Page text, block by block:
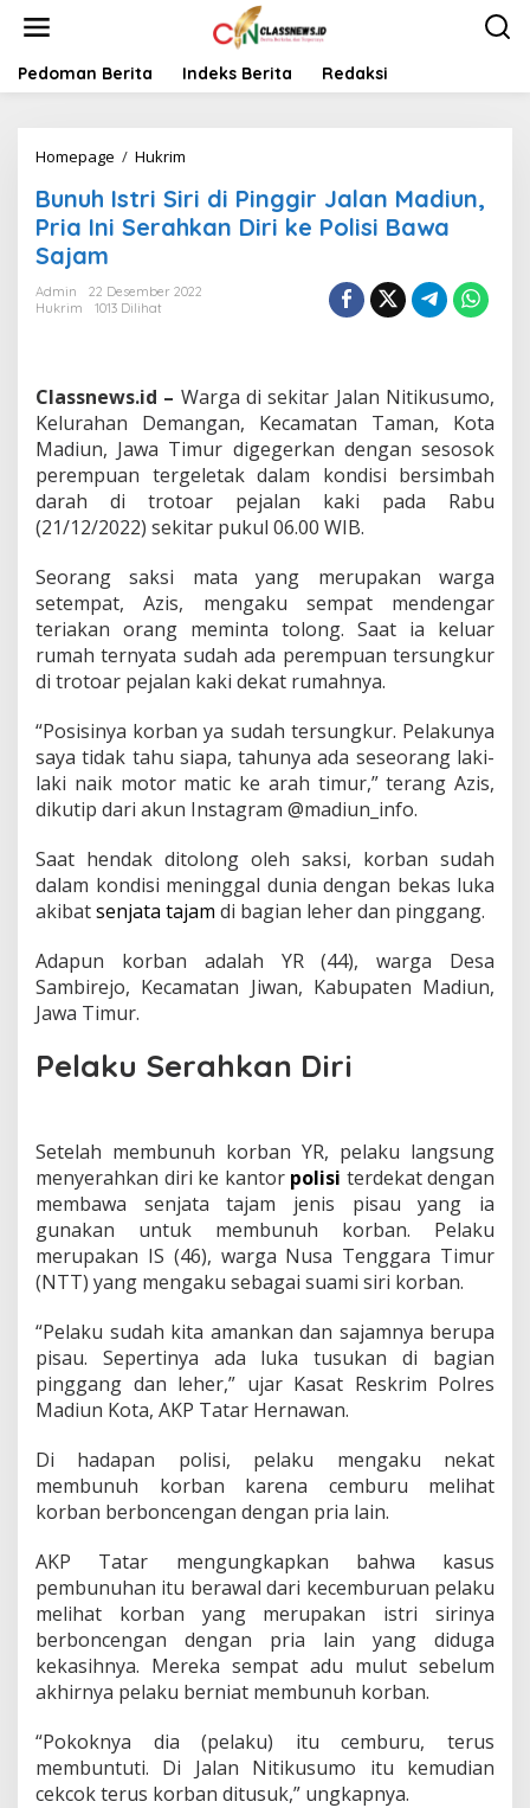
t
Pedoman Berita Indeks Berita Redaksi
Homepage / Hukrim
n
u
h
s
i
i
d
i
P
i
n
J
a
l
n
M
a
d
n
,
P
r
I
e
k
a
n
D
i
r
i
e
P
o
l
i
i
B
a
w
S
a
a
m
Bunuh Istri Siri di Pinggir Jalan Madiun,
Pria Ini Serahkan Diri ke Polisi Bawa
Sajam
Admin
22 Desember 2022
Hukrim
1013 Dilihat
Classnews.id – Warga di sekitar Jalan Nitikusumo,
Kelurahan Demangan, Kecamatan Taman, Kota
Madiun, Jawa Timur digegerkan dengan sesosok
perempuan tergeletak dalam kondisi bersimbah
darah di trotoar pejalan kaki pada Rabu
(21/12/2022) sekitar pukul 06.00 WIB.
Seorang saksi mata yang merupakan warga
setempat, Azis, mengaku sempat mendengar
teriakan orang meminta tolong. Saat ia keluar
rumah ternyata sudah ada perempuan tersungkur
di trotoar pejalan kaki dekat rumahnya.
“Posisinya korban ya sudah tersungkur. Pelakunya
saya tidak tahu siapa, tahunya ada seseorang laki-
laki naik motor matic ke arah timur,” terang Azis,
dikutip dari akun Instagram @madiun_info.
Saat hendak ditolong oleh saksi, korban sudah
dalam kondisi meninggal dunia dengan bekas luka
akibatsenjata tajam di bagian leher dan pinggang.
Adapun korban adalah YR (44), warga Desa
Sambirejo, Kecamatan Jiwan, Kabupaten Madiun,
Jawa Timur.
Pelaku Serahkan Diri
Setelah membunuh korban YR, pelaku langsung
menyerahkan diri ke kantor polisi terdekat dengan
membawa senjata tajam jenis pisau yang ia
gunakan untuk membunuh korban. Pelaku
merupakan IS (46), warga Nusa Tenggara Timur
(NTT) yang mengaku sebagai suami siri korban.
“Pelaku sudah kita amankan dan sajamnya berupa
pisau. Sepertinya ada luka tusukan di bagian
pinggang dan leher,” ujar Kasat Reskrim Polres
Madiun Kota, AKP Tatar Hernawan.
Di hadapan polisi, pelaku mengaku nekat
membunuh korban karena cemburu melihat
korban berboncengan dengan pria lain.
AKP Tatar mengungkapkan bahwa kasus
pembunuhan itu berawal dari kecemburuan pelaku
melihat korban yang merupakan istri sirinya
berboncengan dengan pria lain yang diduga
kekasihnya. Mereka sempat adu mulut sebelum
akhirnya pelaku berniat membunuh korban.
“Pokoknya dia (pelaku) itu cemburu, terus
membuntuti. Di Jalan Nitikusumo itu kemudian
cekcok terus korban ditusuk,” ungkapnya.